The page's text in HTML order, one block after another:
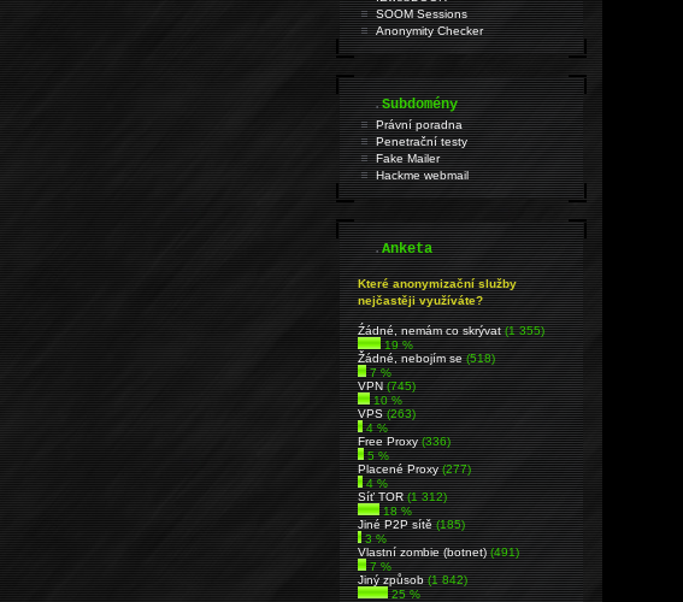
SOOM Sessions
Anonymity Checker
.Subdomény
Právní poradna
Penetrační testy
Fake Mailer
Hackme webmail
.Anketa
Které anonymizační služby
nejčastěji využíváte?
Źádné, nemám co skrývat(1 355)
19 %
Žádné, nebojím se(518)
7 %
VPN(745)
10 %
VPS(263)
4 %
Free Proxy(336)
5 %
Placené Proxy(277)
4 %
Síť TOR(1 312)
18 %
Jiné P2P sítě(185)
3 %
Vlastní zombie (botnet)(491)
7 %
Jiný způsob(1 842)
25 %